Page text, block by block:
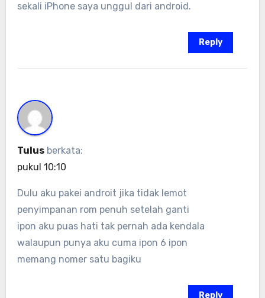
sekali iPhone saya unggul dari android.
Reply
Tulus berkata:
pukul 10:10
Dulu aku pakei androit jika tidak lemot
penyimpanan rom penuh setelah ganti
ipon aku puas hati tak pernah ada kendala
walaupun punya aku cuma ipon 6 ipon
memang nomer satu bagiku
Reply